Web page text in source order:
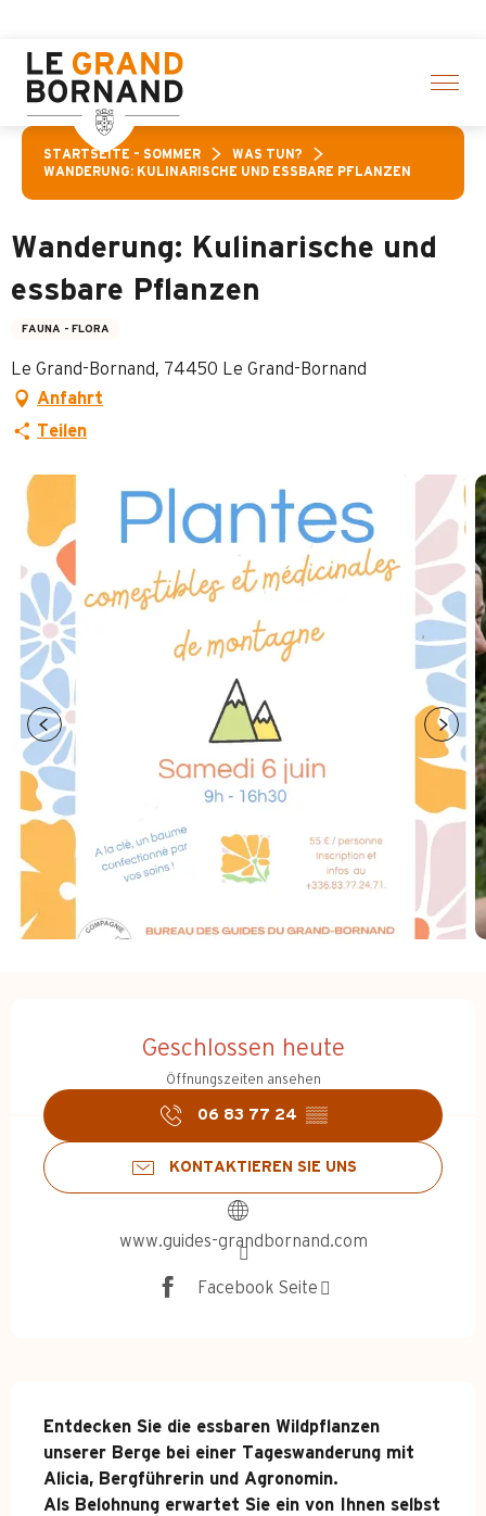
contenu
principal
STARTSEITE – SOMMER
WAS TUN?
WANDERUNG: KULINARISCHE UND ESSBARE PFLANZEN
Wanderung: Kulinarische und
essbare Pflanzen
FAUNA - FLORA
Le Grand-Bornand, 74450 Le Grand-Bornand
Anfahrt
Teilen
Geschlossen heute
Öffnungszeiten ansehen
06 83 77 24 ▒▒
KONTAKTIEREN SIE UNS
www.guides-grandbornand.com
Facebook Seite
Beschreibung
Entdecken Sie die essbaren Wildpflanzen
unserer Berge bei einer Tageswanderung mit
Alicia, Bergführerin und Agronomin.
Als Belohnung erwartet Sie ein von Ihnen selbst